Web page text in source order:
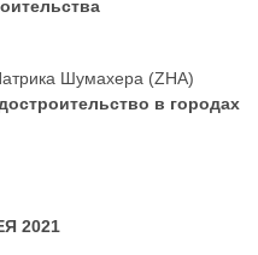
Шумахера (ZHA)
в городах
2021